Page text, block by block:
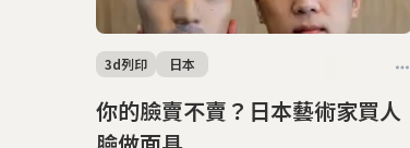
你的臉賣不賣？日本藝術家買人
3d列印 日本